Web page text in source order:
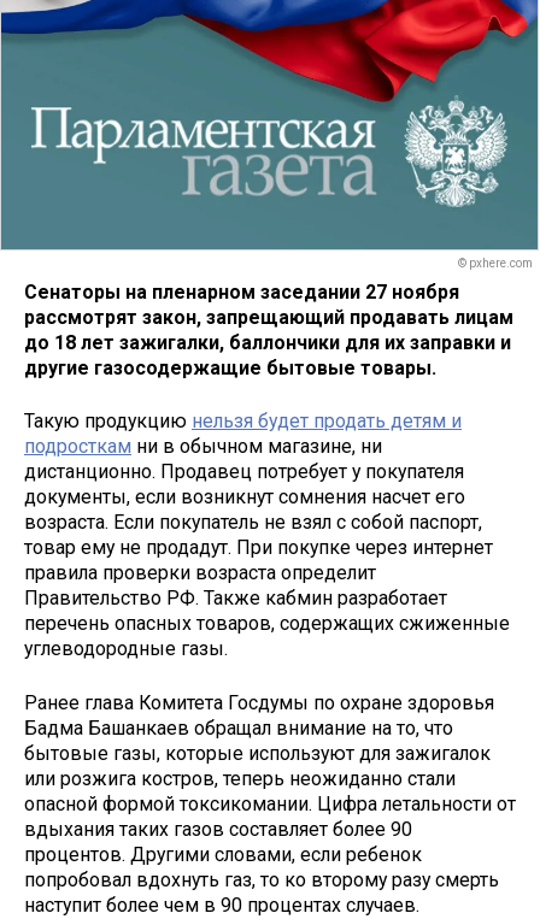
© pxhere.com
Сенаторы на пленарном заседании 27 ноября
рассмотрят закон, запрещающий продавать лицам
до 18 лет зажигалки, баллончики для их заправки и
другие газосодержащие бытовые товары.
Такую продукцию нельзя будет продать детям и
подросткам ни в обычном магазине, ни
дистанционно. Продавец потребует у покупателя
документы, если возникнут сомнения насчет его
возраста. Если покупатель не взял с собой паспорт,
товар ему не продадут. При покупке через интернет
правила проверки возраста определит
Правительство РФ. Также кабмин разработает
перечень опасных товаров, содержащих сжиженные
углеводородные газы.
Ранее глава Комитета Госдумы по охране здоровья
Бадма Башанкаев обращал внимание на то, что
бытовые газы, которые используют для зажигалок
или розжига костров, теперь неожиданно стали
опасной формой токсикомании. Цифра летальности от
вдыхания таких газов составляет более 90
процентов. Другими словами, если ребенок
попробовал вдохнуть газ, то ко второму разу смерть
наступит более чем в 90 процентах случаев.